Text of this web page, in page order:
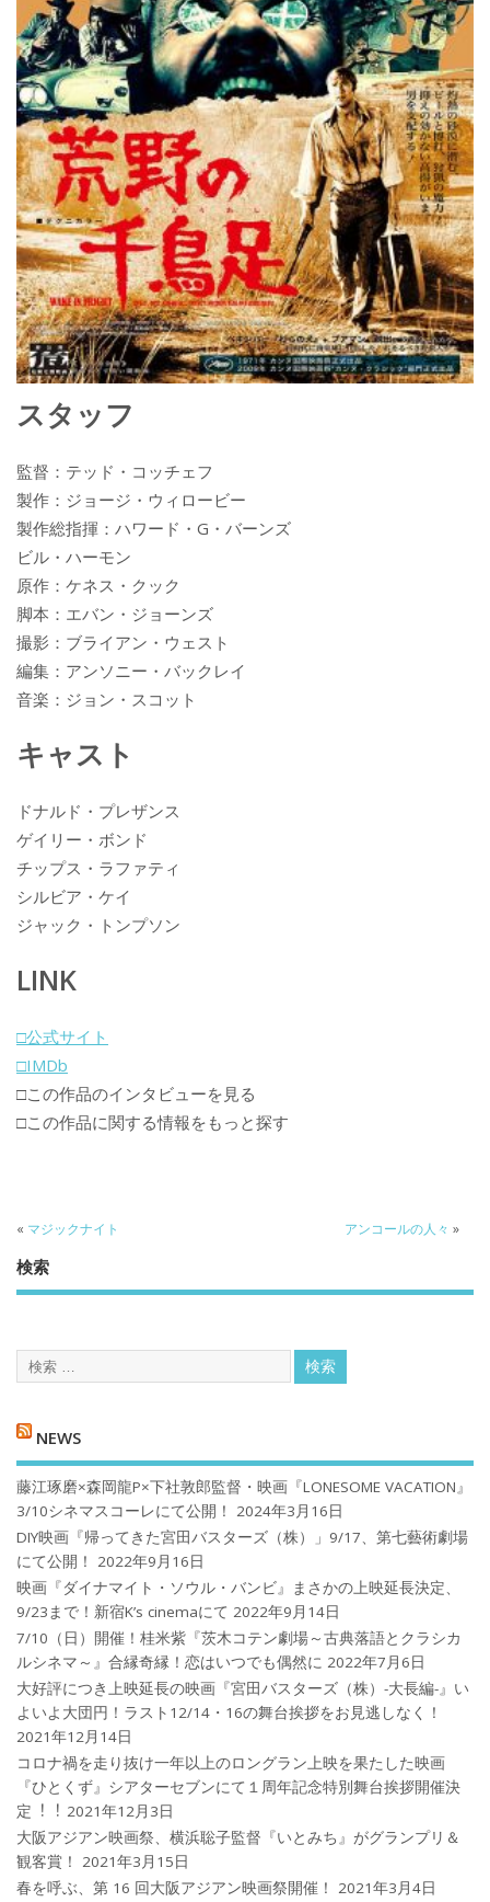
スタッフ
監督：テッド・コッチェフ
製作：ジョージ・ウィロービー
製作総指揮：ハワード・G・バーンズ
ビル・ハーモン
原作：ケネス・クック
脚本：エバン・ジョーンズ
撮影：ブライアン・ウェスト
編集：アンソニー・バックレイ
音楽：ジョン・スコット
キャスト
ドナルド・プレザンス
ゲイリー・ボンド
チップス・ラファティ
シルビア・ケイ
ジャック・トンプソン
LINK
□公式サイト
□IMDb
□この作品のインタビューを見る
□この作品に関する情報をもっと探す
« マジックナイト アンコールの人々 »
検索
NEWS
藤江琢磨×森岡龍P×下社敦郎監督・映画『LONESOME VACATION』
3/10シネマスコーレにて公開！
2024年3月16日
DIY映画『帰ってきた宮田バスターズ（株）」9/17、第七藝術劇場
にて公開！
2022年9月16日
映画『ダイナマイト・ソウル・バンビ』まさかの上映延長決定、
9/23まで！新宿K’s cinemaにて 2022年9月14日
7/10（日）開催！桂米紫『茨木コテン劇場～古典落語とクラシカ
ルシネマ～』合縁奇縁！恋はいつでも偶然に 2022年7月6日
大好評につき上映延長の映画『宮田バスターズ（株）-大長編-』い
よいよ大団円！ラスト12/14・16の舞台挨拶をお見逃しなく！
2021年12月14日
コロナ禍を⾛り抜け⼀年以上のロングラン上映を果たした映画
『ひとくず』シアターセブンにて１周年記念特別舞台挨拶開催決
定︕︕ 2021年12月3日
大阪アジアン映画祭、横浜聡子監督『いとみち』がグランプリ＆
観客賞！
2021年3月15日
春を呼ぶ、第 16 回大阪アジアン映画祭開催！
2021年3月4日